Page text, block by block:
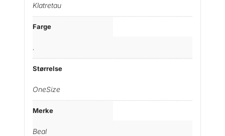
Klatretau
Farge
.
Størrelse
OneSize
Merke
Beal